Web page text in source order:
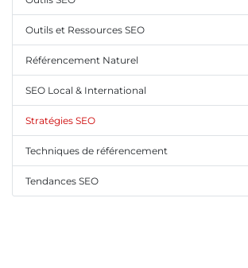
Outils et Ressources SEO
Référencement Naturel
SEO Local & International
Stratégies SEO
Techniques de référencement
Tendances SEO